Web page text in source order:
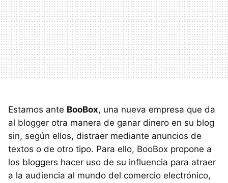
Estamos ante BooBox, una nueva empresa que da
al blogger otra manera de ganar dinero en su blog
sin, según ellos, distraer mediante anuncios de
textos o de otro tipo. Para ello, BooBox propone a
los bloggers hacer uso de su influencia para atraer
a la audiencia al mundo del comercio electrónico,